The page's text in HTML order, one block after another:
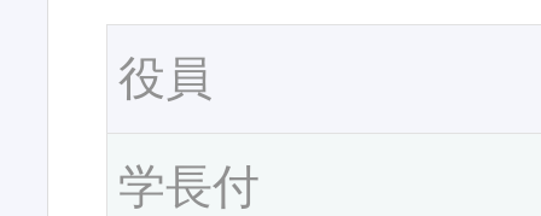
役員
学長付